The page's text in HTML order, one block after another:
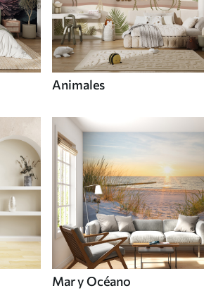
Animales
Mar y Océano